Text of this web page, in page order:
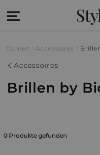
Damen Accessoires
Accessoires
Brillen by
0 Produkte gefunden